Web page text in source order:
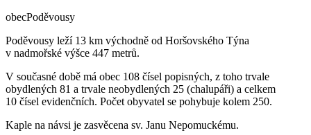
obecPoděvousy
Poděvousy leží 13 km východně od Horšovského Týna
v nadmořské výšce 447 metrů.
V současné době má obec 108 čísel popisných, z toho trvale
obydlených 81 a trvale neobydlených 25 (chalupáři) a celkem
10 čísel evidenčních. Počet obyvatel se pohybuje kolem 250.
Kaple na návsi je zasvěcena sv. Janu Nepomuckému.